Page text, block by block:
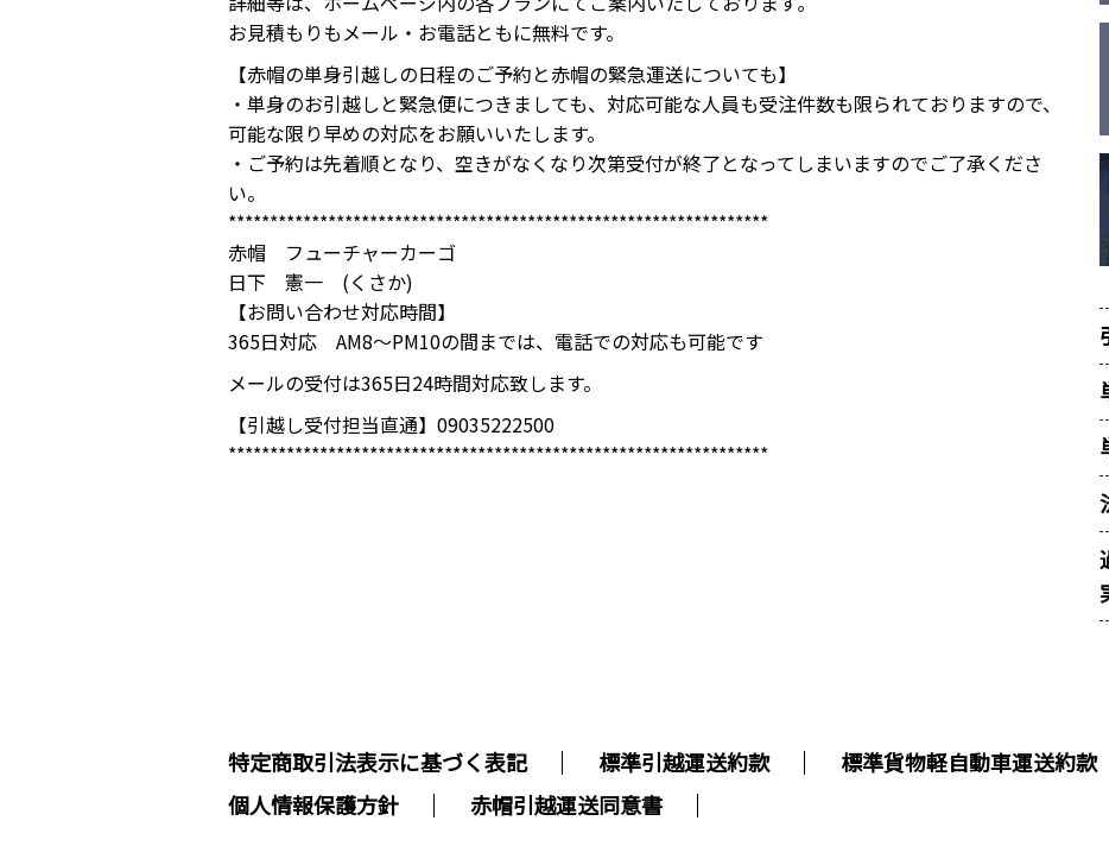
お見積もりもメール・お電話ともに無料です。
【赤帽の単身引越しの日程のご予約と赤帽の緊急運送についても】
・単身のお引越しと緊急便につきましても、対応可能な人員も受注件数も限られておりますので、
可能な限り早めの対応をお願いいたします。
・ご予約は先着順となり、空きがなくなり次第受付が終了となってしまいますのでご了承くださ
い。
*****************************************************************
赤帽 フューチャーカーゴ
日下 憲一 (くさか)
【お問い合わせ対応時間】
365日対応 AM8～PM10の間までは、電話での対応も可能です
メールの受付は365日24時間対応致します。
【引越し受付担当直通】09035222500
*****************************************************************
特定商取引法表示に基づく表記 標準引越運送約款 標準貨物軽自動車運送約款
個人情報保護方針
赤帽引越運送同意書